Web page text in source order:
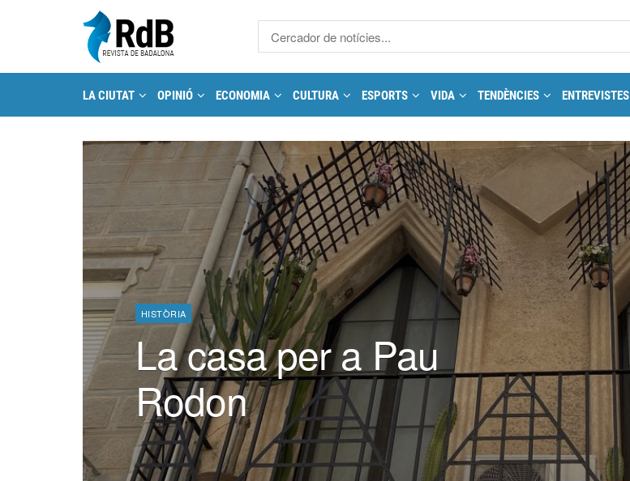
LA CIUTAT OPINIÓ ECONOMIA CULTURA ESPORTS VIDA TENDÈNCIES ENTREVISTES
HISTÒRIA
La casa per a Pau
Rodon